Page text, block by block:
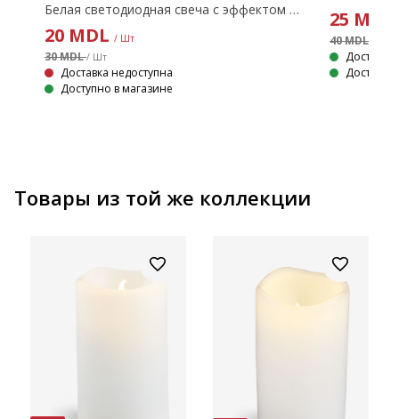
Белая светодиодная свеча с эффектом пламени. Эта свеча имеет встроенный светодиод и функцию таймера с интервалами 6 часов включения и 18 часов выключения. Идеально подходит для создания теплой атмосферы. Требуются 2 батарейки типа АА (не входят в комплект). Ø6x9 см
20MDL / Шт
30 MDL/ Шт
Доставка недоступна
Доступно в магазине
25 MDL
40 MDL
Доставка
Товары из той же коллекции